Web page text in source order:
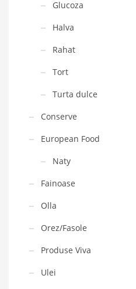
Glucoza
Halva
Rahat
Tort
Turta dulce
Conserve
European Food
Naty
Fainoase
Olla
Orez/Fasole
Produse Viva
Ulei